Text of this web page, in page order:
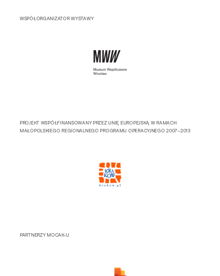
WSPÓŁORGANIZATOR WYSTAWY
PROJEKT WSPÓŁFINANSOWANY PRZEZ UNIĘ EUROPEJSKĄ W RAMACH
MAŁOPOLSKIEGO REGIONALNEGO PROGRAMU OPERACYJNEGO 2007–2013
PARTNERZY MOCAK-U